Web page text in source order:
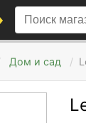
Дом и сад